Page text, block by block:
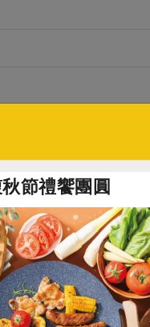
油、奶粉、酵母粉*、泡
表示)製作，不使用香
節禮饗團圓